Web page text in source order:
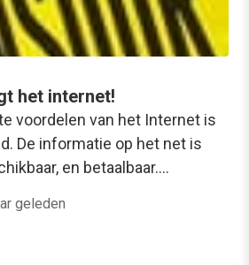
het internet!
voordelen van het Internet is
De informatie op het net is
en betaalbaar.…
geleden